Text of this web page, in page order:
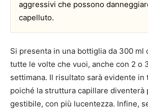
aggressivi che possono
capelluto.
Si presenta in una bottiglia da 300 ml
tutte le volte che vuoi, anche con 2 o
settimana. Il risultato sarà evidente in
poiché la struttura capillare diventerà
gestibile, con più lucentezza. Infine,